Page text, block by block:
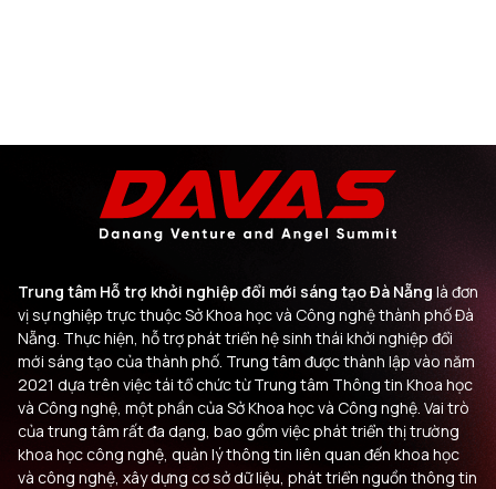
Trung tâm Hỗ trợ khởi nghiệp đổi mới sáng tạo Đà Nẵng là đơn
vị sự nghiệp trực thuộc Sở Khoa học và Công nghệ thành phố Đà
Nẵng. Thực hiện, hỗ trợ phát triển hệ sinh thái khởi nghiệp đổi
mới sáng tạo của thành phố. Trung tâm được thành lập vào năm
2021 dựa trên việc tái tổ chức từ Trung tâm Thông tin Khoa học
và Công nghệ, một phần của Sở Khoa học và Công nghệ. Vai trò
của trung tâm rất đa dạng, bao gồm việc phát triển thị trường
khoa học công nghệ, quản lý thông tin liên quan đến khoa học
và công nghệ, xây dựng cơ sở dữ liệu, phát triển nguồn thông tin